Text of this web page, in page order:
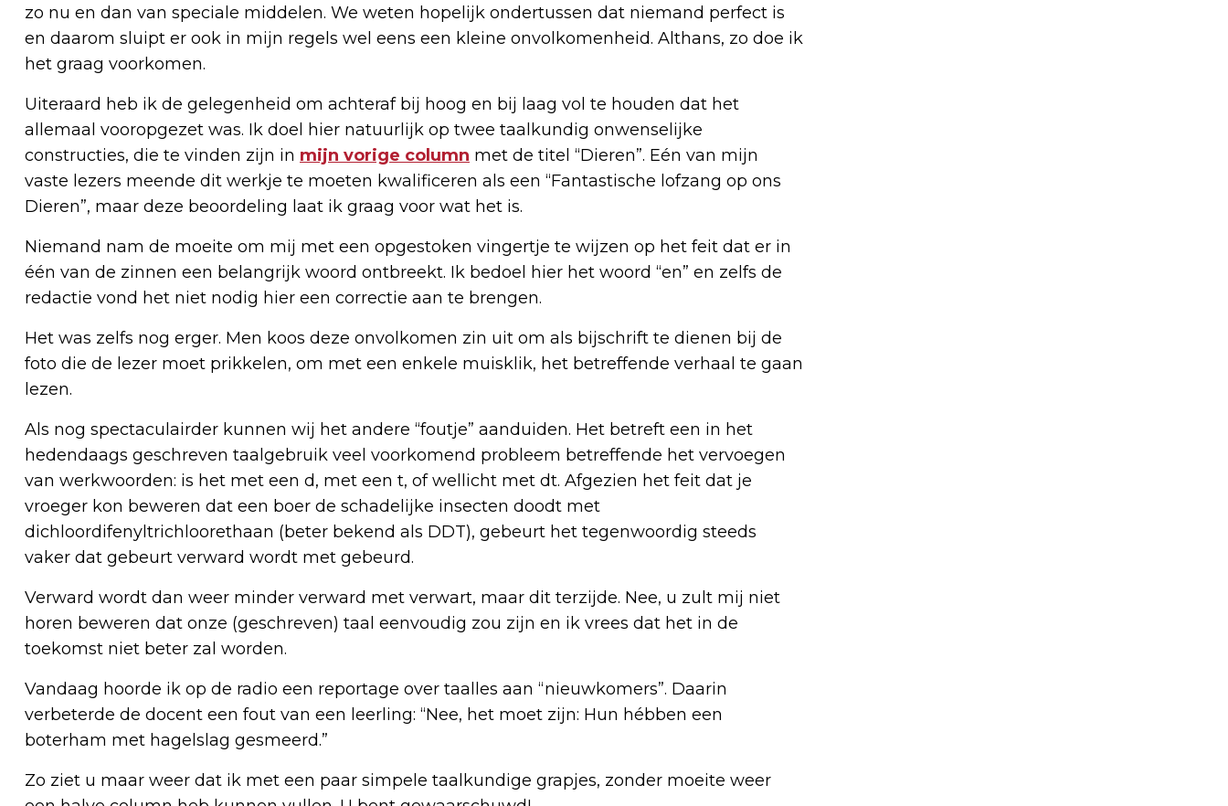
zo nu en dan van speciale middelen. We weten hopelijk ondertussen dat niemand perfect is
en daarom sluipt er ook in mijn regels wel eens een kleine onvolkomenheid. Althans, zo doe ik
het graag voorkomen.
Uiteraard heb ik de gelegenheid om achteraf bij hoog en bij laag vol te houden dat het
allemaal vooropgezet was. Ik doel hier natuurlijk op twee taalkundig onwenselijke
constructies, die te vinden zijn in mijn vorige column met de titel “Dieren”. Eén van mijn
vaste lezers meende dit werkje te moeten kwalificeren als een “Fantastische lofzang op ons
Dieren”, maar deze beoordeling laat ik graag voor wat het is.
Niemand nam de moeite om mij met een opgestoken vingertje te wijzen op het feit dat er in
één van de zinnen een belangrijk woord ontbreekt. Ik bedoel hier het woord “en” en zelfs de
redactie vond het niet nodig hier een correctie aan te brengen.
Het was zelfs nog erger. Men koos deze onvolkomen zin uit om als bijschrift te dienen bij de
foto die de lezer moet prikkelen, om met een enkele muisklik, het betreffende verhaal te gaan
lezen.
Als nog spectaculairder kunnen wij het andere “foutje” aanduiden. Het betreft een in het
hedendaags geschreven taalgebruik veel voorkomend probleem betreffende het vervoegen
van werkwoorden: is het met een d, met een t, of wellicht met dt. Afgezien het feit dat je
vroeger kon beweren dat een boer de schadelijke insecten doodt met
dichloordifenyltrichloorethaan (beter bekend als DDT), gebeurt het tegenwoordig steeds
vaker dat gebeurt verward wordt met gebeurd.
Verward wordt dan weer minder verward met verwart, maar dit terzijde. Nee, u zult mij niet
horen beweren dat onze (geschreven) taal eenvoudig zou zijn en ik vrees dat het in de
toekomst niet beter zal worden.
Vandaag hoorde ik op de radio een reportage over taalles aan “nieuwkomers”. Daarin
verbeterde de docent een fout van een leerling: “Nee, het moet zijn: Hun hébben een
boterham met hagelslag gesmeerd.”
Zo ziet u maar weer dat ik met een paar simpele taalkundige grapjes, zonder moeite weer